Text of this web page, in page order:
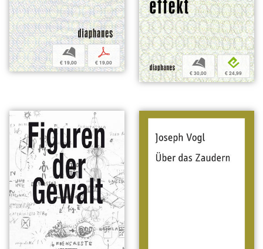
b
€ 19,00
p
€ 19,00 b
€ 30,00
e
€ 24,99